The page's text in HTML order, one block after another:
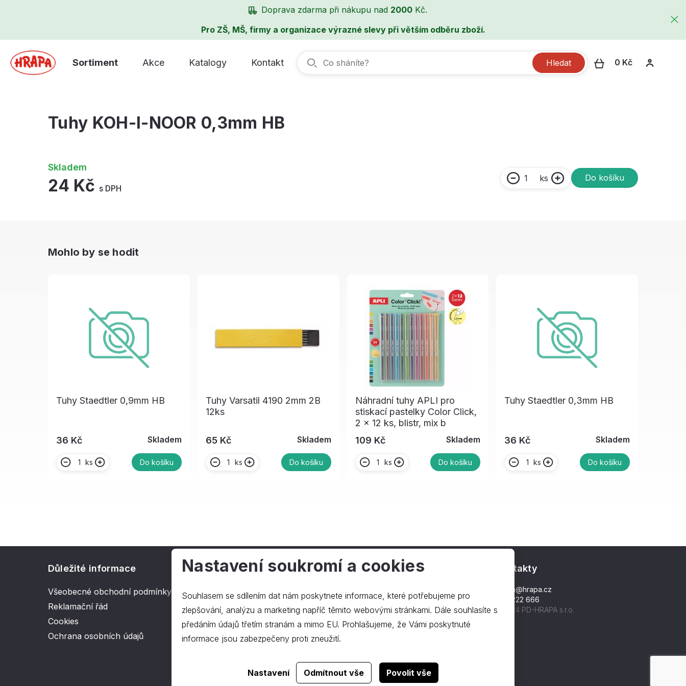
Doprava zdarma při nákupu nad 2000 Kč.
Pro ZŠ, MŠ, firmy a organizace výrazné slevy při větším odběru zboží.
Sortiment Akce Katalogy Kontakt Hledat 0 Kč
Tuhy KOH-I-NOOR 0,3mm HB
Skladem
24 Kč s DPH
ks Do košíku
Mohlo by se hodit
Tuhy Staedtler 0,9mm HB
36 Kč Skladem
ks Do košíku
Tuhy Varsatil 4190 2mm 2B
12ks
65 Kč Skladem
ks Do košíku
Náhradní tuhy APLI pro
stiskací pastelky Color Click,
2 × 12 ks, blistr, mix b
109 Kč
Skladem
ks Do košíku
Tuhy Staedtler 0,3mm HB
36 Kč Skladem
ks Do košíku
Důležité informace
Všeobecné obchodní podmínky
Reklamační řád
Cookies
Ochrana osobních údajů
O společnosti
Kontakt
O nás
Kontakty
hrapa@hrapa.cz
577 222 666
©2024 PD-HRAPA s.r.o.
Realizace webudgstudio.
Nastavení soukromí a cookies
Souhlasem se sdílením dat nám poskytnete informace, které potřebujeme pro
zlepšování, analýzu a marketing napříč těmito webovými stránkami. Dále souhlasíte s
předáním údajů třetím stranám a mimo EU. Prohlašujeme, že Vámi poskytnuté
informace jsou zabezpečeny proti zneužití.
Nastavení Odmítnout vše Povolit vše